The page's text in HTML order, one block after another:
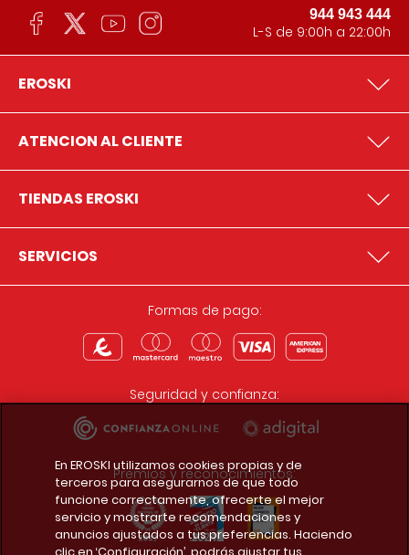
944 943 444
L-S de 9:00h a 22:00h
EROSKI
ATENCION AL CLIENTE
TIENDAS EROSKI
SERVICIOS
Formas de pago:
Seguridad y confianza:
Premios y reconocimientos:
En EROSKI utilizamos cookies propias y de
terceros para asegurarnos de que todo
funcione correctamente, ofrecerte el mejor
servicio y mostrarte recomendaciones y
anuncios ajustados a tus preferencias. Haciendo
clic en ‘Configuración’, podrás ajustar tus